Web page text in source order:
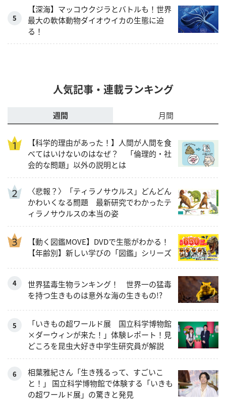
【深海】マッコウクジラとバトルも！世界
最大の軟体動物ダイオウイカの生態に迫
る！
人気記事・連載ランキング
週間 月間
【科学的理由があった！】人間が人間を食
べてはいけないのはなぜ？ 「倫理的・社
会的な問題」以外の説明とは
〈悲報？〉「ティラノサウルス」どんどん
かわいくなる問題 最新研究でわかったテ
ィラノサウルスの本当の姿
【動く図鑑MOVE】DVDで生態がわかる！
【年齢別】新しい学びの「図鑑」シリーズ
世界猛毒生物ランキング！ 世界一の猛毒
を持つ生きものは意外な海の生きもの!?
「いきもの超ワールド展 国立科学博物館
×ダーウィンが来た！」体験レポート！見
どころを昆虫大好き中学生研究員が解説
相葉雅紀さん「生き残るって、すごいこ
と！」 国立科学博物館で体験する「いきも
の超ワールド展」の驚きと発見